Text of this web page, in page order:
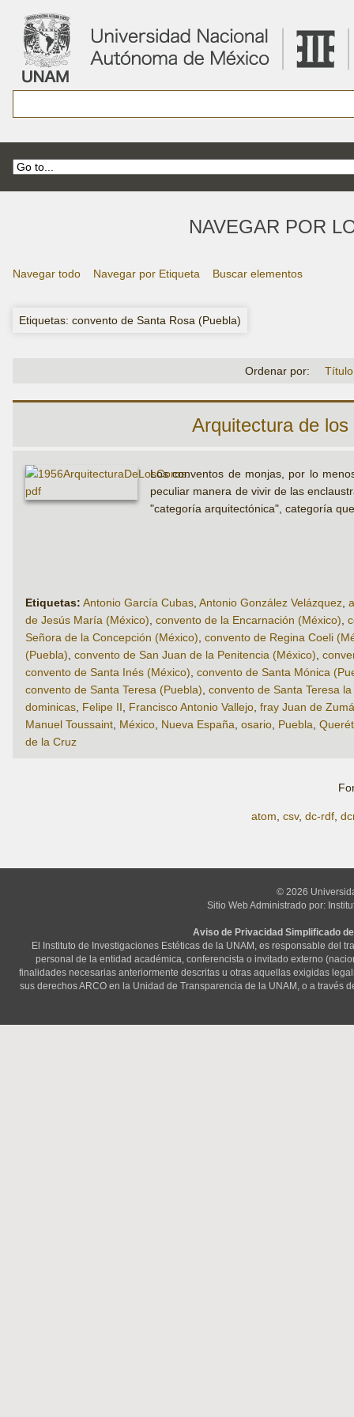
NAVEGAR POR
Navegar todo Navegar por Etiqueta Buscar elementos
Etiquetas: convento de Santa Rosa (Puebla)
Ordenar por: Título
Arquitectura de
Los conventos de monjas, por lo
peculiar manera de vivir de las
"categoría arquitectónica", categoría
Etiquetas: Antonio García Cubas Antonio González Velázquez
de Jesús María (México) convento de la Encarnación (México)
Señora de la Concepción (México) convento de Regina Coeli
(Puebla) convento de San Juan de la Penitencia (México)
convento de Santa Inés (México) convento de Santa Mónica
convento de Santa Teresa (Puebla) convento de Santa Teresa
dominicas Felipe II Francisco Antonio Vallejo fray Juan de
Manuel Toussaint México Nueva España osario Puebla
de la Cruz
atom, csv, dc-rdf,
© 2026
Sitio Web Administrado por:
Aviso de Privacidad Simplificado
El Instituto de Investigaciones Estéticas de la UNAM, es responsable del
personal de la entidad académica, conferencista o invitado externo
finalidades necesarias anteriormente descritas u otras aquellas exigidas
sus derechos ARCO en la Unidad de Transparencia de la UNAM, o a través